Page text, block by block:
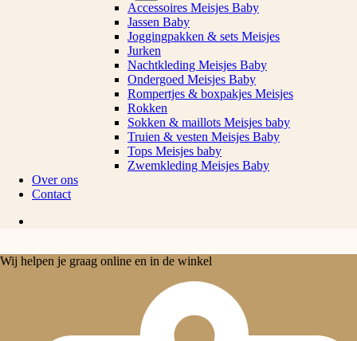
Accessoires Meisjes Baby
Jassen Baby
Joggingpakken & sets Meisjes
Jurken
Nachtkleding Meisjes Baby
Ondergoed Meisjes Baby
Rompertjes & boxpakjes Meisjes
Rokken
Sokken & maillots Meisjes baby
Truien & vesten Meisjes Baby
Tops Meisjes baby
Zwemkleding Meisjes Baby
Over ons
Contact
Wij helpen je graag online en in de winkel